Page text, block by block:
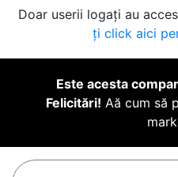
Doar userii logați au
ți click aici
Este acesta
Felicitări! Aă cum să